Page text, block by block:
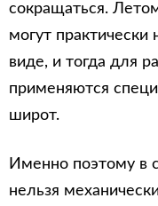
сокращаться.
могут практически
виде, и тогда для
применяются
широт.
Именно поэтому в
нельзя